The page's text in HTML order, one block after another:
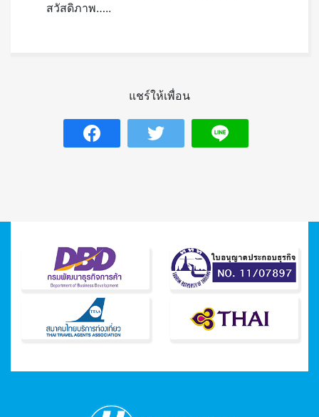
สวัสดิภาพ…..
แชร์ให้เพื่อน